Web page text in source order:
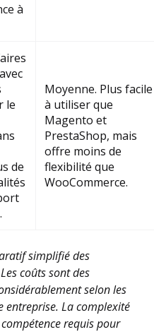
à
le
de
Moyenne. Plus facile
à utiliser que
Magento et
PrestaShop, mais
offre moins de
flexibilité que
WooCommerce.
simplifié des
coûts sont des
selon les
entreprise. La complexité
requis pour